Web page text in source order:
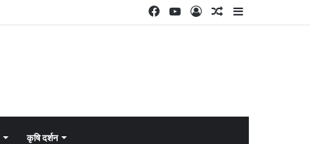
Sidebar
Random
Log
YouTube
Facebook
कृषि दर्शन